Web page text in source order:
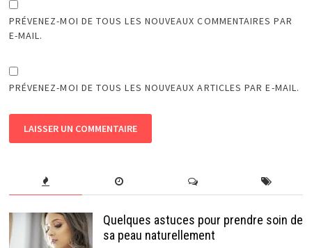
PRÉVENEZ-MOI DE TOUS LES NOUVEAUX COMMENTAIRES PAR
E-MAIL.
PRÉVENEZ-MOI DE TOUS LES NOUVEAUX ARTICLES PAR E-MAIL.
Quelques astuces pour prendre soin de
sa peau naturellement